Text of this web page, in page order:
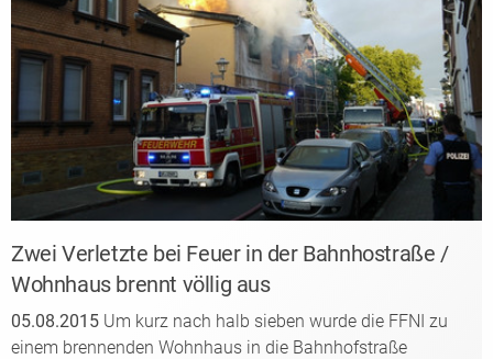
Zwei Verletzte bei Feuer in der Bahnhostraße /
Wohnhaus brennt völlig aus
05.08.2015 Um kurz nach halb sieben wurde die FFNI zu
einem brennenden Wohnhaus in die Bahnhofstraße